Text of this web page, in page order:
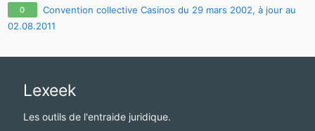
0
Convention collective Casinos du 29 mars 2002, à jour au
02.08.2011
Lexeek
Les outils de l'entraide juridique.